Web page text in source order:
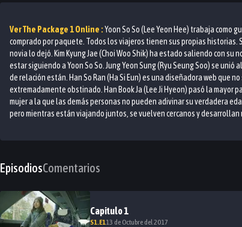
VerThe Package 1Online :Yoon So So (Lee Yeon Hee) trabaja como
comprado por paquete. Todos los viajeros tienen sus propias historias.
novia lo dejó. Kim Kyung Jae (Choi Woo Shik) ha estado saliendo con
estar siguiendo a Yoon So So. Jung Yeon Sung (Ryu Seung Soo) se
de relación están. Han So Ran (Ha Si Eun) es una diseñadora web que
extremadamente obstinado. Han Book Ja (Lee Ji Hyeon) pasó la mayor
mujer a la que las demás personas no pueden adivinar su verdadera
pero mientras están viajando juntos, se vuelven cercanos y desarrollan
EpisodiosComentarios
Capitulo1
S1 .E113 de Octubre del 2017